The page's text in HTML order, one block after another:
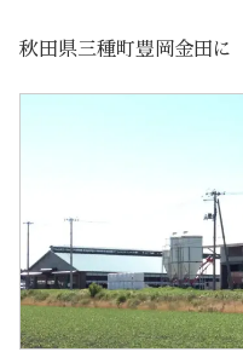
秋田県三種町豊岡金田に